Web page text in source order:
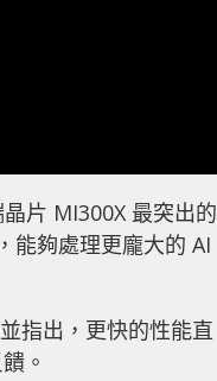
片 MI300X 最突出的
能夠處理更龐大的 AI
指出，更快的性能直
。